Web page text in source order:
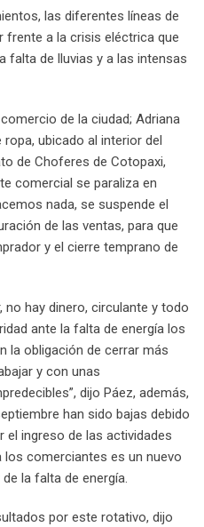
las diferentes líneas de
frente a la crisis eléctrica que
falta de lluvias y a las intensas
de la ciudad; Adriana
ubicado al interior del
de Choferes de Cotopaxi,
comercial se paraliza en
nada, se suspende el
de las ventas, para que
y el cierre temprano de
no hay dinero, circulante y todo
ante la falta de energía los
la obligación de cerrar más
y con unas
dijo Páez, además,
han sido bajas debido
el ingreso de las actividades
los comerciantes es un nuevo
la falta de energía.
por este rotativo, dijo